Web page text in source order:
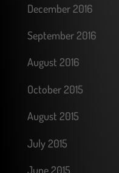
December 2016
September 2016
August 2016
October 2015
August 2015
July 2015
June 2015